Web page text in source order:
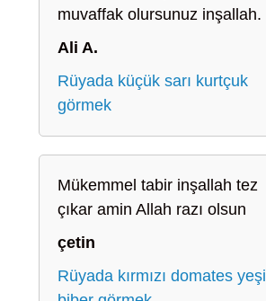
muvaffak olursunuz inşallah.
Ali A.
Rüyada küçük sarı kurtçuk
görmek
Mükemmel tabir inşallah tez
çıkar amin Allah razı olsun
çetin
Rüyada kırmızı domates yeşil